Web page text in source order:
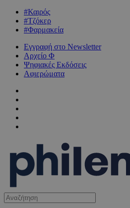
#Καιρός
#Τζόκερ
#Φαρμακεία
Εγγραφή στο Newsletter
Αρχείο Φ
Ψηφιακές Εκδόσεις
Αφιερώματα